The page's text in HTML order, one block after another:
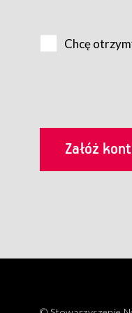
utrwalenie i
§ 3
Korzystanie
Chcę